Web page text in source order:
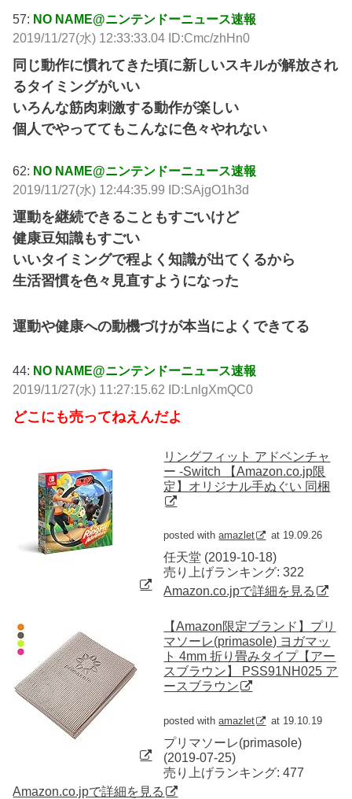
57: NO NAME@ニンテンドーニュース速報
2019/11/27(水) 12:33:33.04 ID:Cmc/zhHn0
同じ動作に慣れてきた頃に新しいスキルが解放され
るタイミングがいい
いろんな筋肉刺激する動作が楽しい
個人でやっててもこんなに色々やれない
62: NO NAME@ニンテンドーニュース速報
2019/11/27(水) 12:44:35.99 ID:SAjgO1h3d
運動を継続できることもすごいけど
健康豆知識もすごい
いいタイミングで程よく知識が出てくるから
生活習慣を色々見直すようになった
運動や健康への動機づけが本当によくできてる
44: NO NAME@ニンテンドーニュース速報
2019/11/27(水) 11:27:15.62 ID:LnlgXmQC0
どこにも売ってねえんだよ
リングフィット アドベンチャ
ー -Switch 【Amazon.co.jp限
定】オリジナル手ぬぐい 同梱
posted withamazlet at 19.09.26
任天堂 (2019-10-18)
売り上げランキング: 322
Amazon.co.jpで詳細を見る
【Amazon限定ブランド】プリ
マソーレ(primasole) ヨガマッ
ト 4mm 折り畳みタイプ【アー
スブラウン】 PSS91NH025 ア
ースブラウン
posted withamazlet at 19.10.19
プリマソーレ(primasole)
(2019-07-25)
売り上げランキング: 477
Amazon.co.jpで詳細を見る